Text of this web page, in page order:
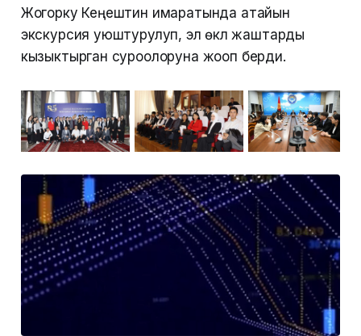
Жогорку Кеңештин имаратында атайын
экскурсия уюштурулуп, эл өкүлү жаштарды
кызыктырган суроолоруна жооп берди.